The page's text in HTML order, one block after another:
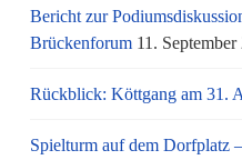
Bericht zur
Brückenforum 11. September
Rückblick: Köttgang am 31.
Spielturm auf dem Dorfplatz